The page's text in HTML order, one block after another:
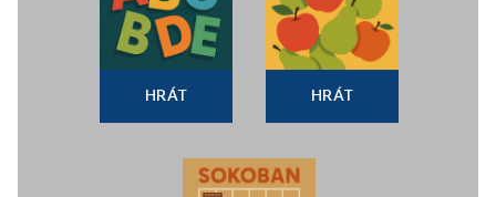
HRÁT HRÁT